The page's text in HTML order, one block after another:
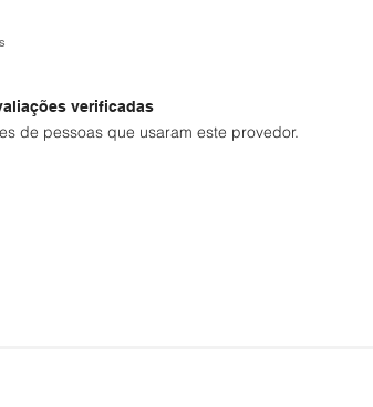
verificadas
de pessoas que usaram este provedor.